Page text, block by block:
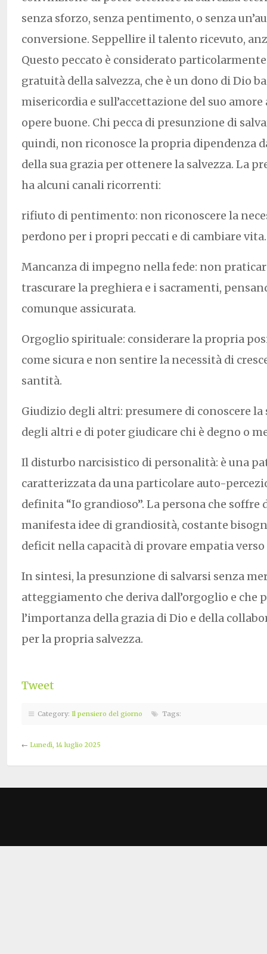
senza sforzo, senza pentimento, o senza
conversione. Seppellire il talento ricevuto,
Questo peccato è considerato
gratuità della salvezza, che è un dono di Dio
misericordia e sull’accettazione del suo
opere buone. Chi pecca di presunzione di
quindi, non riconosce la propria dipendenza
della sua grazia per ottenere la salvezza. La
ha alcuni canali ricorrenti:
rifiuto di pentimento: non riconoscere la
perdono per i propri peccati e di cambiare vita.
Mancanza di impegno nella fede: non
trascurare la preghiera e i sacramenti,
comunque assicurata.
Orgoglio spirituale: considerare la propria
come sicura e non sentire la necessità di
santità.
Giudizio degli altri: presumere di conoscere
degli altri e di poter giudicare chi è degno o
Il disturbo narcisistico di personalità: è una
caratterizzata da una particolare auto-
definita “Io grandioso”. La persona che soffre
manifesta idee di grandiosità, costante
deficit nella capacità di provare empatia
In sintesi, la presunzione di salvarsi senza
atteggiamento che deriva dall’orgoglio e che
l’importanza della grazia di Dio e della
per la propria salvezza.
Tweet
Category: Il pensiero del giorno Tags:
← Lunedì, 14 luglio 2025